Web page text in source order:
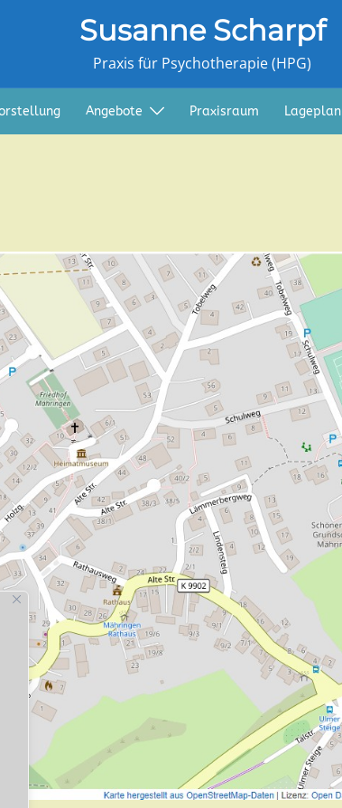
Susanne Scharpf
Praxis für Psychotherapie (HPG)
Angebote Praxisraum Lageplan